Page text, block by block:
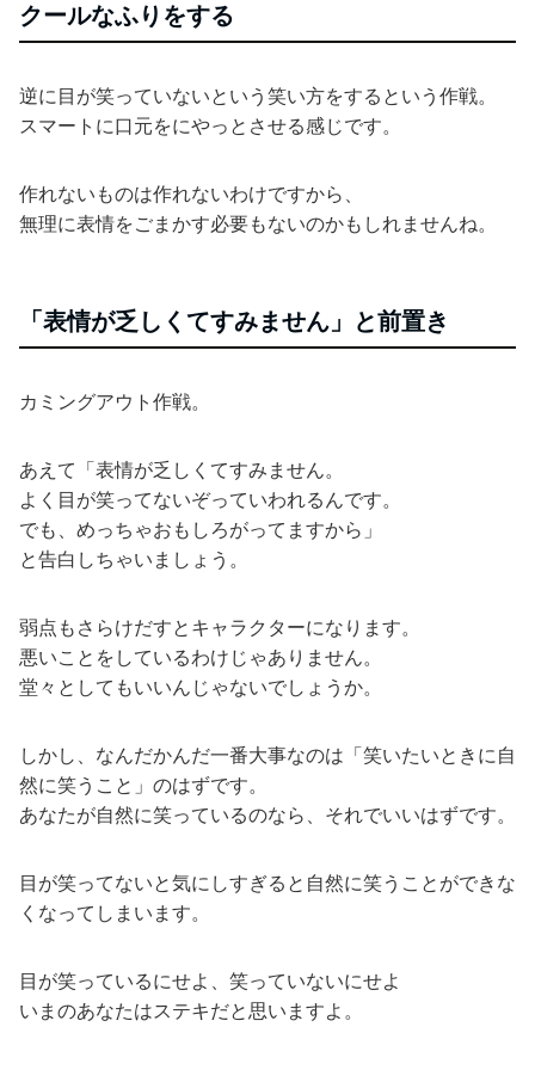
クールなふりをする
逆に目が笑っていないという笑い方をするという作戦。
スマートに口元をにやっとさせる感じです。
作れないものは作れないわけですから、
無理に表情をごまかす必要もないのかもしれませんね。
「表情が乏しくてすみません」と前置き
カミングアウト作戦。
あえて「表情が乏しくてすみません。
よく目が笑ってないぞっていわれるんです。
でも、めっちゃおもしろがってますから」
と告白しちゃいましょう。
弱点もさらけだすとキャラクターになります。
悪いことをしているわけじゃありません。
堂々としてもいいんじゃないでしょうか。
しかし、なんだかんだ一番大事なのは「笑いたいときに自
然に笑うこと」のはずです。
あなたが自然に笑っているのなら、それでいいはずです。
目が笑ってないと気にしすぎると自然に笑うことができな
くなってしまいます。
目が笑っているにせよ、笑っていないにせよ
いまのあなたはステキだと思いますよ。